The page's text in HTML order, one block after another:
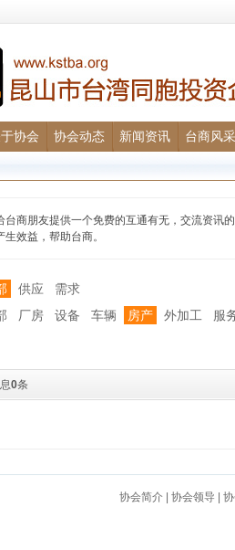
协会 协会动态 新闻资讯 台商风采
台商朋友提供一个免费的互通有无，交流资讯
生效益，帮助台商。
供应
需求
厂房 设备 车辆 房产 外加工 服
0条
协会简介| 协会领导